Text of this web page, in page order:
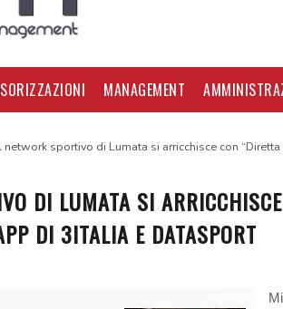
MANAGEMENT
network sportivo di Lumata si arricchisce con
DI LUMATA SI
DI 3ITALIA E DATASPORT